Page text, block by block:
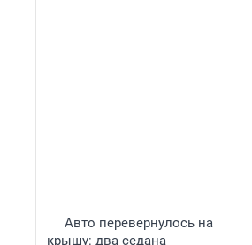
Авто перевернулось на
крышу: два седана